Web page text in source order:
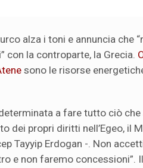
alza i toni e annuncia che
con la controparte, la Grecia.
sono le risorse
a fare tutto ciò
dei propri diritti nell’Egeo, il
Tayyip Erdogan -. Non
e non faremo concessioni”.